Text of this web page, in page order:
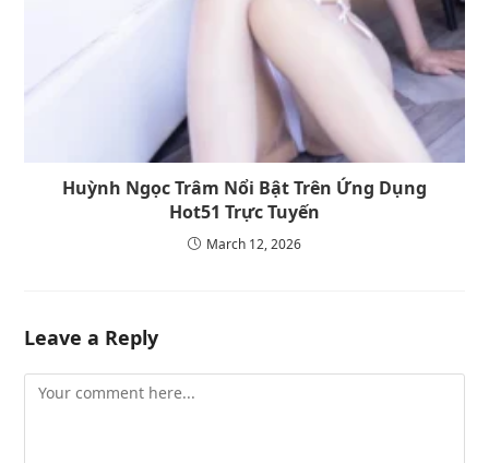
Huỳnh Ngọc Trâm Nổi Bật Trên Ứng Dụng
Hot51 Trực Tuyến
March 12, 2026
Leave a Reply